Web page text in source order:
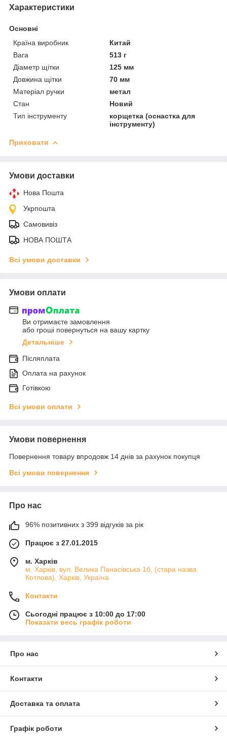
Характеристики
Основні
Країна виробник
Китай
Вага
513 г
Діаметр щітки
125 мм
Довжина щітки
70 мм
Матеріал ручки
метал
Стан
Новий
Тип інструменту
корщетка (оснастка для
інструменту)
Приховати
Умови доставки
Нова Пошта
Укрпошта
Самовивіз
НОВА ПОШТА
Всі умови доставки
Умови оплати
Ви отримаєте замовлення
або гроші повернуться на вашу картку
Детальніше
Післяплата
Оплата на рахунок
Готівкою
Всі умови оплати
Умови повернення
Повернення товару впродовж 14 днів за рахунок покупця
Всі умови повернення
Про нас
96% позитивних з 399 відгуків за рік
Працює з 27.01.2015
м. Харків
м. Харків, вул. Велика Панасівська 1б, (стара назва
Котлова), Харків, Україна
Контакти
Сьогодні працює з 10:00 до 17:00
Показати весь графік роботи
Про нас
Контакти
Доставка та оплата
Графік роботи